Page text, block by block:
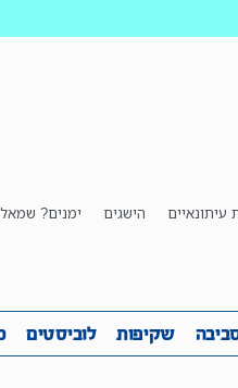
עיתונאיים הישגים ימנים?
שקיפות לוביסטים
הפרלמטר סביבה